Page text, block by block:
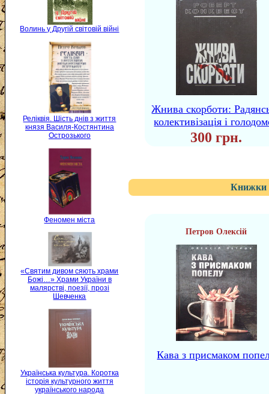
Волинь у Другій світовій війні
Реліквія. Шість днів з життя
князя Василя-Костянтина
Острозького
Феномен міста
«Святим дивом сяють храми
Божі…» Храми України в
малярстві, поезії, прозі
Шевченка
Українська культура. Коротка
історія культурного життя
українського народа
Жнива скорботи:
колективізація і
300 грн.
Книжки
Петров Олексій
Кава з присмаком